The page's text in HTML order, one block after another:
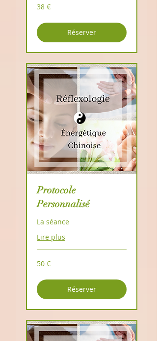
38
euros
38 €
Réserver
Protocole
Personnalisé
La séance
Lire plus
50
euros
50 €
Réserver